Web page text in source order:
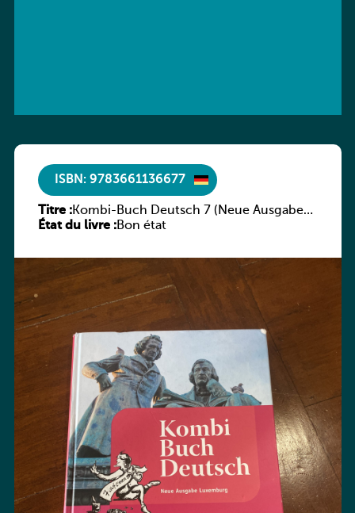
ISBN: 9783661136677
Titre :Kombi-Buch Deutsch 7 (Neue Ausgabe
Luxemburg)
État du livre :Bon état